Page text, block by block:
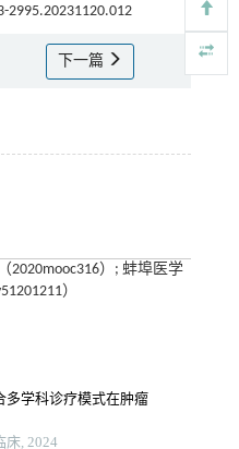
2995.20231120.012
下一篇
2020mooc316）; 蚌埠医学
）